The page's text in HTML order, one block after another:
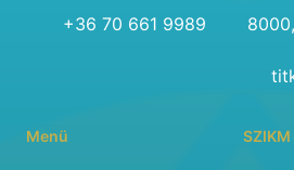
+36 70 661 9989
Menü SZIKM